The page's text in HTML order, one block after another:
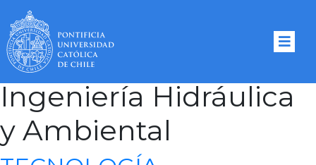
Tag Archives:
Ingeniería Hidráulica
y Ambiental